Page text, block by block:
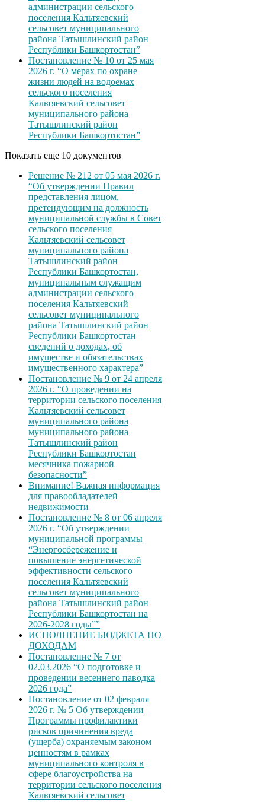
администрации сельского
поселения Кальтяевский
сельсовет муниципального
района Татышлинский район
Республики Башкортостан”
Постановление № 10 от 25 мая
2026 г. “О мерах по охране
жизни людей на водоемах
сельского поселения
Кальтяевский сельсовет
муниципального района
Татышлинский район
Республики Башкортостан”
Показать еще 10 документов
Решение № 212 от 05 мая 2026 г.
“Об утверждении Правил
представления лицом,
претендующим на должность
муниципальной службы в Совет
сельского поселения
Кальтяевский сельсовет
муниципального района
Татышлинский район
Республики Башкортостан,
муниципальным служащим
администрации сельского
поселения Кальтяевский
сельсовет муниципального
района Татышлинский район
Республики Башкортостан
сведений о доходах, об
имуществе и обязательствах
имущественного характера”
Постановление № 9 от 24 апреля
2026 г. “О проведении на
территории сельского поселения
Кальтяевский сельсовет
муниципального района
муниципального района
Татышлинский район
Республики Башкортостан
месячника пожарной
безопасности”
Внимание! Важная информация
для правообладателей
недвижимости
Постановление № 8 от 06 апреля
2026 г. “Об утверждении
муниципальной программы
“Энергосбережение и
повышение энергетической
эффективности сельского
поселения Кальтяевский
сельсовет муниципального
района Татышлинский район
Республики Башкортостан на
2026-2028 годы””
ИСПОЛНЕНИЕ БЮДЖЕТА ПО
ДОХОДАМ
Постановление № 7 от
02.03.2026 “О подготовке и
проведении весеннего паводка
2026 года”
Постановление от 02 февраля
2026 г. № 5 Об утверждении
Программы профилактики
рисков причинения вреда
(ущерба) охраняемым законом
ценностям в рамках
муниципального контроля в
сфере благоустройства на
территории сельского поселения
Кальтяевский сельсовет